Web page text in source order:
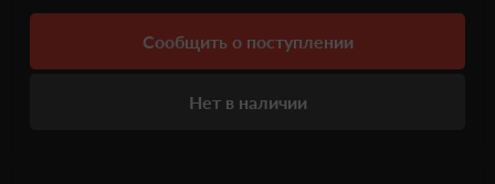
Сообщить о поступлении
Нет в наличии